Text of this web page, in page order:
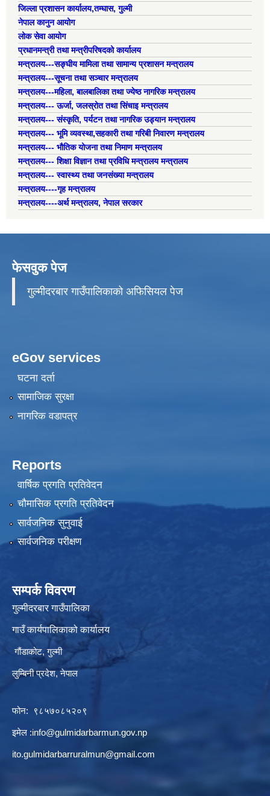
जिल्ला प्रशासन कार्यालय,तम्घास, गुल्मी
नेपाल कानुन आयोग
लोक सेवा आयोग
प्रधानमन्त्री तथा मन्त्रीपरिषदको कार्यालय
मन्त्रालय---सङ्घीय मामिला तथा सामान्य प्रशासन मन्त्रालय
मन्त्रालय---सूचना तथा सञ्चार मन्त्रालय
मन्त्रालय---महिला, बालबालिका तथा ज्येष्ठ नागरिक मन्त्रालय
मन्त्रालय--- ऊर्जा, जलस्रोत तथा सिंचाइ मन्त्रालय
मन्त्रालय--- संस्कृति, पर्यटन तथा नागरिक उड्यान मन्त्रालय
मन्त्रालय--- भूमि व्यवस्था,सहकारी तथा गरिबी निवारण मन्त्रालय
मन्त्रालय--- भौतिक योजना तथा निमाण मन्त्रालय
मन्त्रालय--- शिक्षा विज्ञान तथा प्रविधि मन्त्रालय मन्त्रालय
मन्त्रालय--- स्वास्थ्य तथा जनसंख्या मन्त्रालय
मन्त्रालय----गृह मन्त्रालय
मन्त्रालय----अर्थ मन्त्रालय, नेपाल सरकार
फेसवुक पेज
गुल्मीदरबार गाउँपालिकाको अफिसियल पेज
eGov services
घटना दर्ता
सामाजिक सुरक्षा
नागरिक वडापत्र
Reports
वार्षिक प्रगति प्रतिवेदन
चौमासिक प्रगति प्रतिवेदन
सार्वजनिक सुनुवाई
सार्वजनिक परीक्षण
सम्पर्क विवरण
गुल्मीदरबार गाउँपालिका
गाउँ कार्यपालिकाको कार्यालय
गौंडाकोट, गुल्मी
लुम्बिनी प्रदेश, नेपाल
फोन: ९८५७०८५२०९
इमेल :info@gulmidarbarmun.gov.np
ito.gulmidarbarruralmun@gmail.com